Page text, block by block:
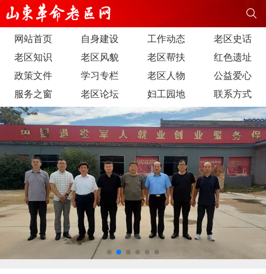
网站首页 自身建设 工作动态
老区史话
老区知识
老区风貌 老区帮扶
红色遗址
政策文件
学习专栏 老区人物
公益爱心
服务之窗
老区论坛 妇工园地 联系方式